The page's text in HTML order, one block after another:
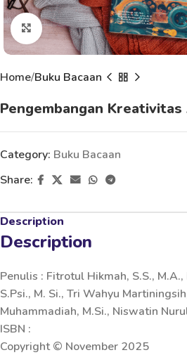
Click to enlarge
Home Buku Bacaan
Pengembangan Kreativitas
Category: Buku Bacaan
Share:
Description
Description
Penulis : Fitrotul Hikmah, S.S.,
S.Psi., M. Si., Tri Wahyu
Muhammadiah, M.Si., Niswatin
ISBN :
Copyright © November 2025